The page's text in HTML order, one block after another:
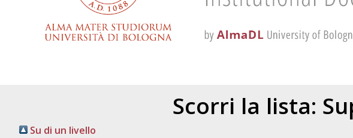
Scorri la lista:
Su di un livello